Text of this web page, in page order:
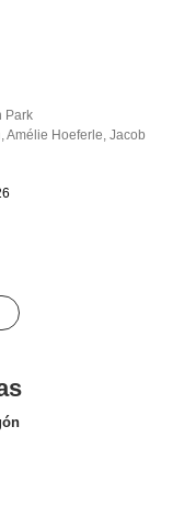
Park
,Amélie Hoeferle,Jacob